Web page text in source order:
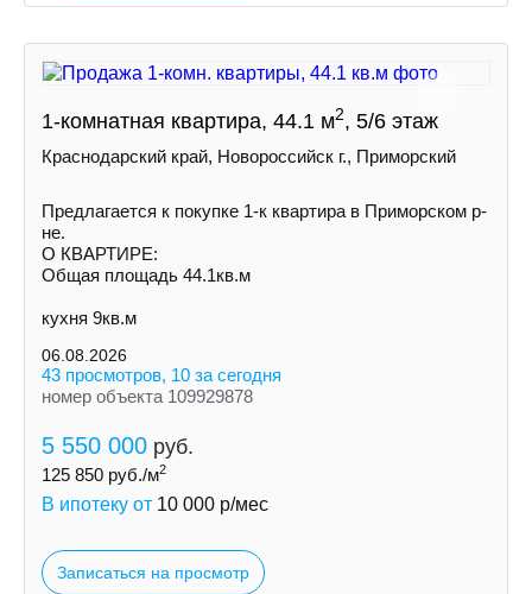
1-комнатная квартира, 44.1 м2, 5/6 этаж
Краснодарский край, Новороссийск г., Приморский
Предлагается к покупке 1-к квартира в Приморском р-
не.
О КВАРТИРЕ:
Общая площадь 44.1кв.м
кухня 9кв.м
06.08.2026
43 просмотров, 10 за сегодня
номер объекта 109929878
5 550 000 руб.
125 850 руб./м2
В ипотеку от 10 000 р/мес
Записаться на просмотр